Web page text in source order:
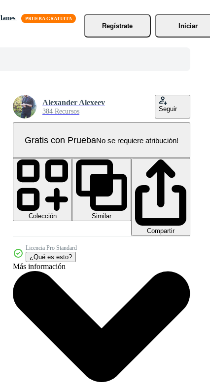
Regístrate
Iniciar
Alexander Alexeev
384 Recursos Seguir
Gratis con PruebaNo se requiere atribución!
Colección
Similar
Compartir
Licencia Pro Standard
¿Qué es esto?
Más información